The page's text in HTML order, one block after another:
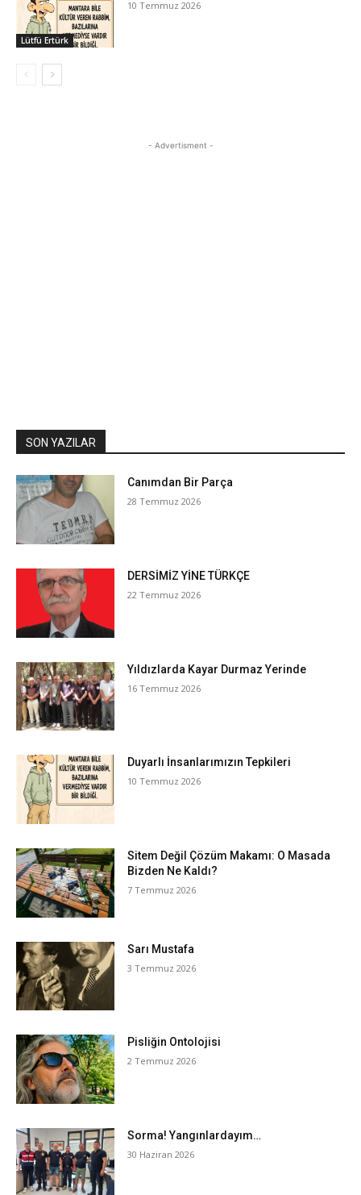
Lütfü Ertürk
10 Temmuz 2026
- Advertisment -
SON YAZILAR
Canımdan Bir Parça
28 Temmuz 2026
DERSİMİZ YİNE TÜRKÇE
22 Temmuz 2026
Yıldızlarda Kayar Durmaz Yerinde
16 Temmuz 2026
Duyarlı İnsanlarımızın Tepkileri
10 Temmuz 2026
Sitem Değil Çözüm Makamı: O Masada
Bizden Ne Kaldı?
7 Temmuz 2026
Sarı Mustafa
3 Temmuz 2026
Pisliğin Ontolojisi
2 Temmuz 2026
Sorma! Yangınlardayım…
30 Haziran 2026